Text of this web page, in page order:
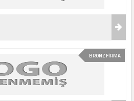
BRONZ FİRMA